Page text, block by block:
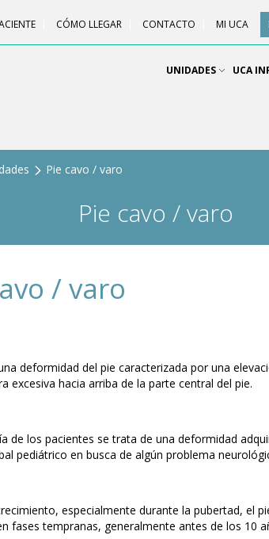
CÓMO LLEGAR CONTACTO MI UCA
UNIDADES UCA
Pie cavo / varo
Pie cavo / varo
/ varo
deformidad del pie caracterizada por una
excesiva hacia arriba de la parte central del pie.
de los pacientes se trata de una deformidad
pediátrico en busca de algún problema
especialmente durante la pubertad, el
fases tempranas, generalmente antes de los 10